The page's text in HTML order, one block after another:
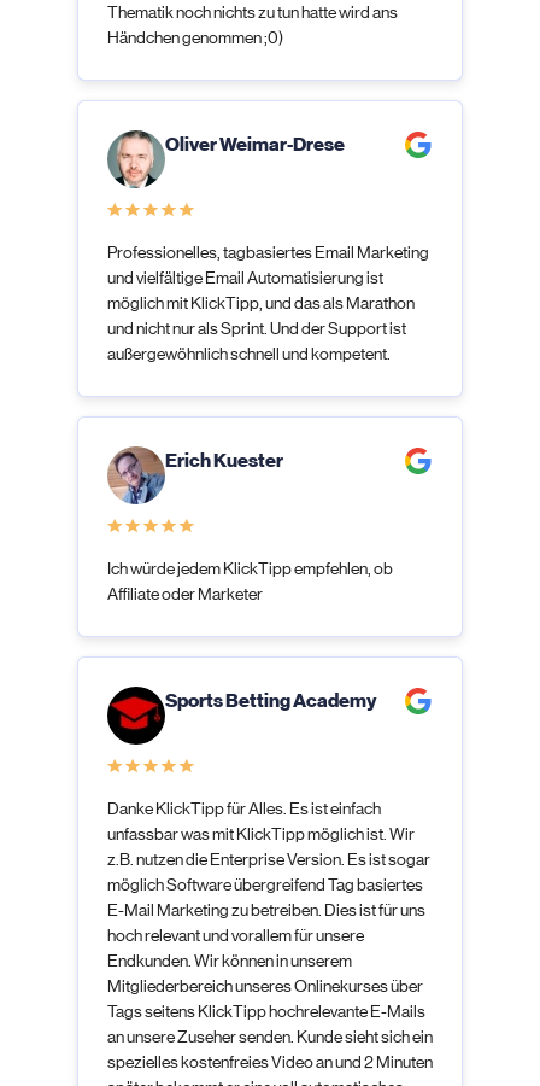
Thematik noch nichts zu tun hatte wird ans
Händchen genommen ;0)
Oliver Weimar-Drese
Professionelles, tagbasiertes Email Marketing
und vielfältige Email Automatisierung ist
möglich mit KlickTipp, und das als Marathon
und nicht nur als Sprint. Und der Support ist
außergewöhnlich schnell und kompetent.
Erich Kuester
Ich würde jedem KlickTipp empfehlen, ob
Affiliate oder Marketer
Sports Betting Academy
Danke KlickTipp für Alles. Es ist einfach
unfassbar was mit KlickTipp möglich ist. Wir
z.B. nutzen die Enterprise Version. Es ist sogar
möglich Software übergreifend Tag basiertes
E-Mail Marketing zu betreiben. Dies ist für uns
hoch relevant und vorallem für unsere
Endkunden. Wir können in unserem
Mitgliederbereich unseres Onlinekurses über
Tags seitens KlickTipp hochrelevante E-Mails
an unsere Zuseher senden. Kunde sieht sich ein
spezielles kostenfreies Video an und 2 Minuten